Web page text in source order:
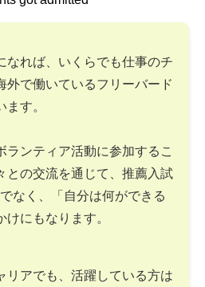
なれば、いくらでも仕事のチ
外で働いているフリーバード
す。
ランティア活動に参加するこ
との交流を通じて、推薦入試
なく、「自分は何ができる
にもなります。
リアでも、活躍している方は